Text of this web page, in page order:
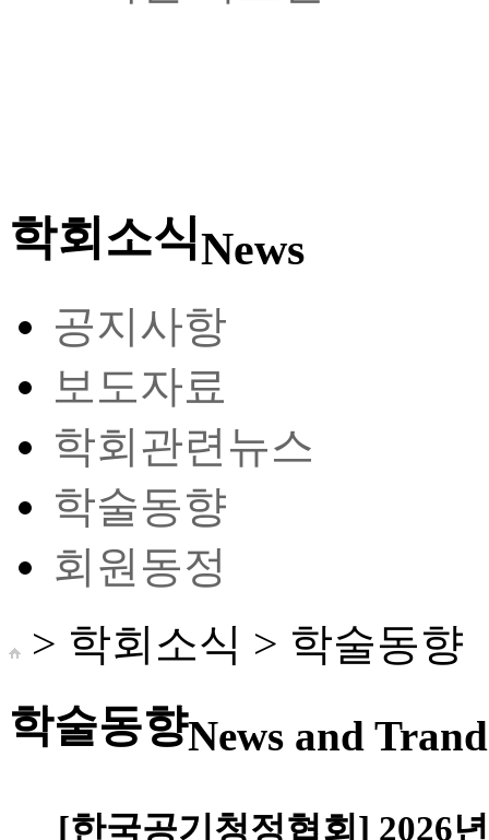
학회소식News
공지사항
보도자료
학회관련뉴스
학술동향
회원동정
> 학회소식 > 학술동향
학술동향News and
[한국공기청정협회] 2026